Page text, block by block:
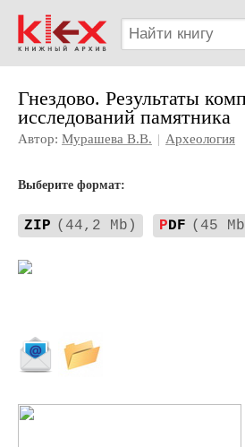
Гнездово. Результаты
исследований памятника
Автор: Мурашева В.В. | Археология
Выберите формат:
ZIP (44,2 Mb) PDF (45